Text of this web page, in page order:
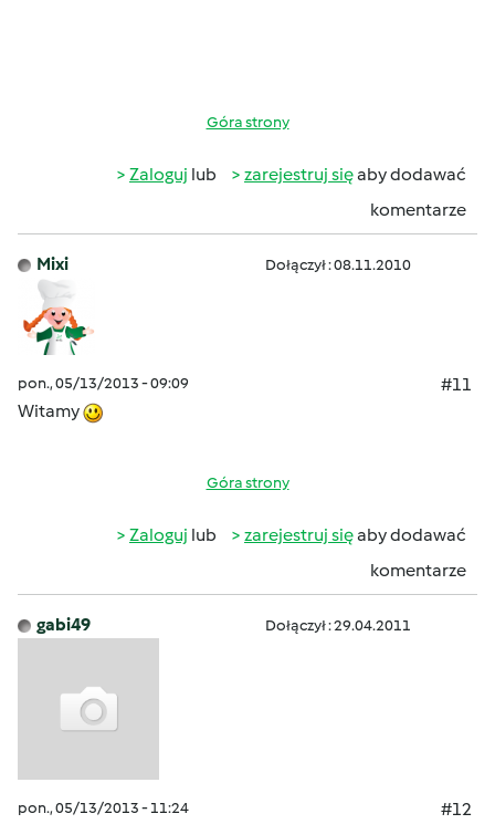
Góra strony
Zaloguj lub zarejestruj sięaby dodawać
komentarze
Mixi Dołączył : 08.11.2010
pon., 05/13/2013 - 09:09
#11
Witamy
Góra strony
Zaloguj lub zarejestruj sięaby dodawać
komentarze
gabi49 Dołączył : 29.04.2011
pon., 05/13/2013 - 11:24
#12